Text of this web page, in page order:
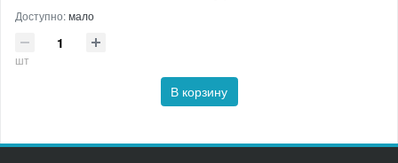
Доступно:мало
шт
В корзину